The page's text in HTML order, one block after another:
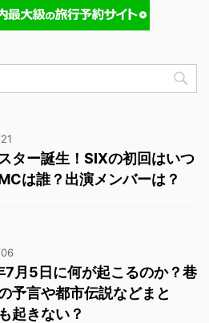
ター誕生！SIXの初回はいつ
は誰？出演メンバーは？
月5日に何が起こるのか？巷
予言や都市伝説などまと
起きない？